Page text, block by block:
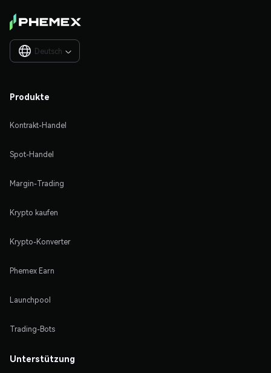
Deutsch 
Produkte
Kontrakt-Handel
Spot-Handel
Margin-Trading
Krypto kaufen
Krypto-Konverter
Phemex Earn
Launchpool
Trading-Bots
Unterstützung